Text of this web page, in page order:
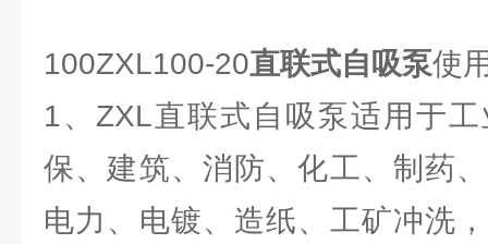
100ZXL100-20直联式自吸泵使
1、ZXL直联式自吸泵适用于
保、建筑、消防、化工、制药
电力、电镀、造纸、工矿冲洗